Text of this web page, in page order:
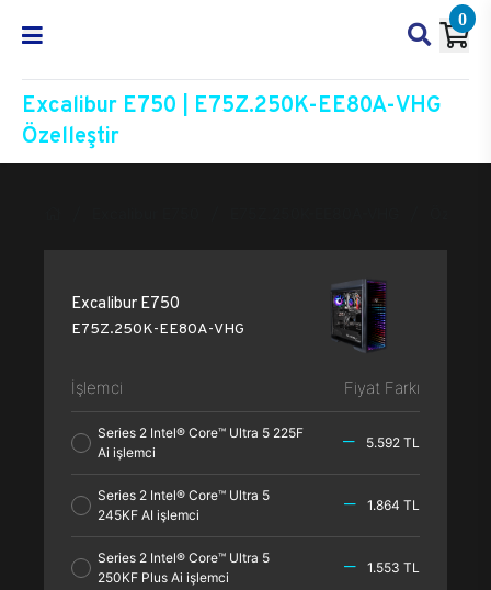
0
Excalibur E750 | E75Z.250K-EE80A-VHG
Özelleştir
Excalibur E750
E75Z.250K-EE80A-VHG
İşlemci Fiyat Farkı
Series 2 Intel® Core™ Ultra 5 225F
Ai işlemci
5.592 TL
Series 2 Intel® Core™ Ultra 5
245KF AI işlemci
1.864 TL
Series 2 Intel® Core™ Ultra 5
250KF Plus Ai işlemci
1.553 TL